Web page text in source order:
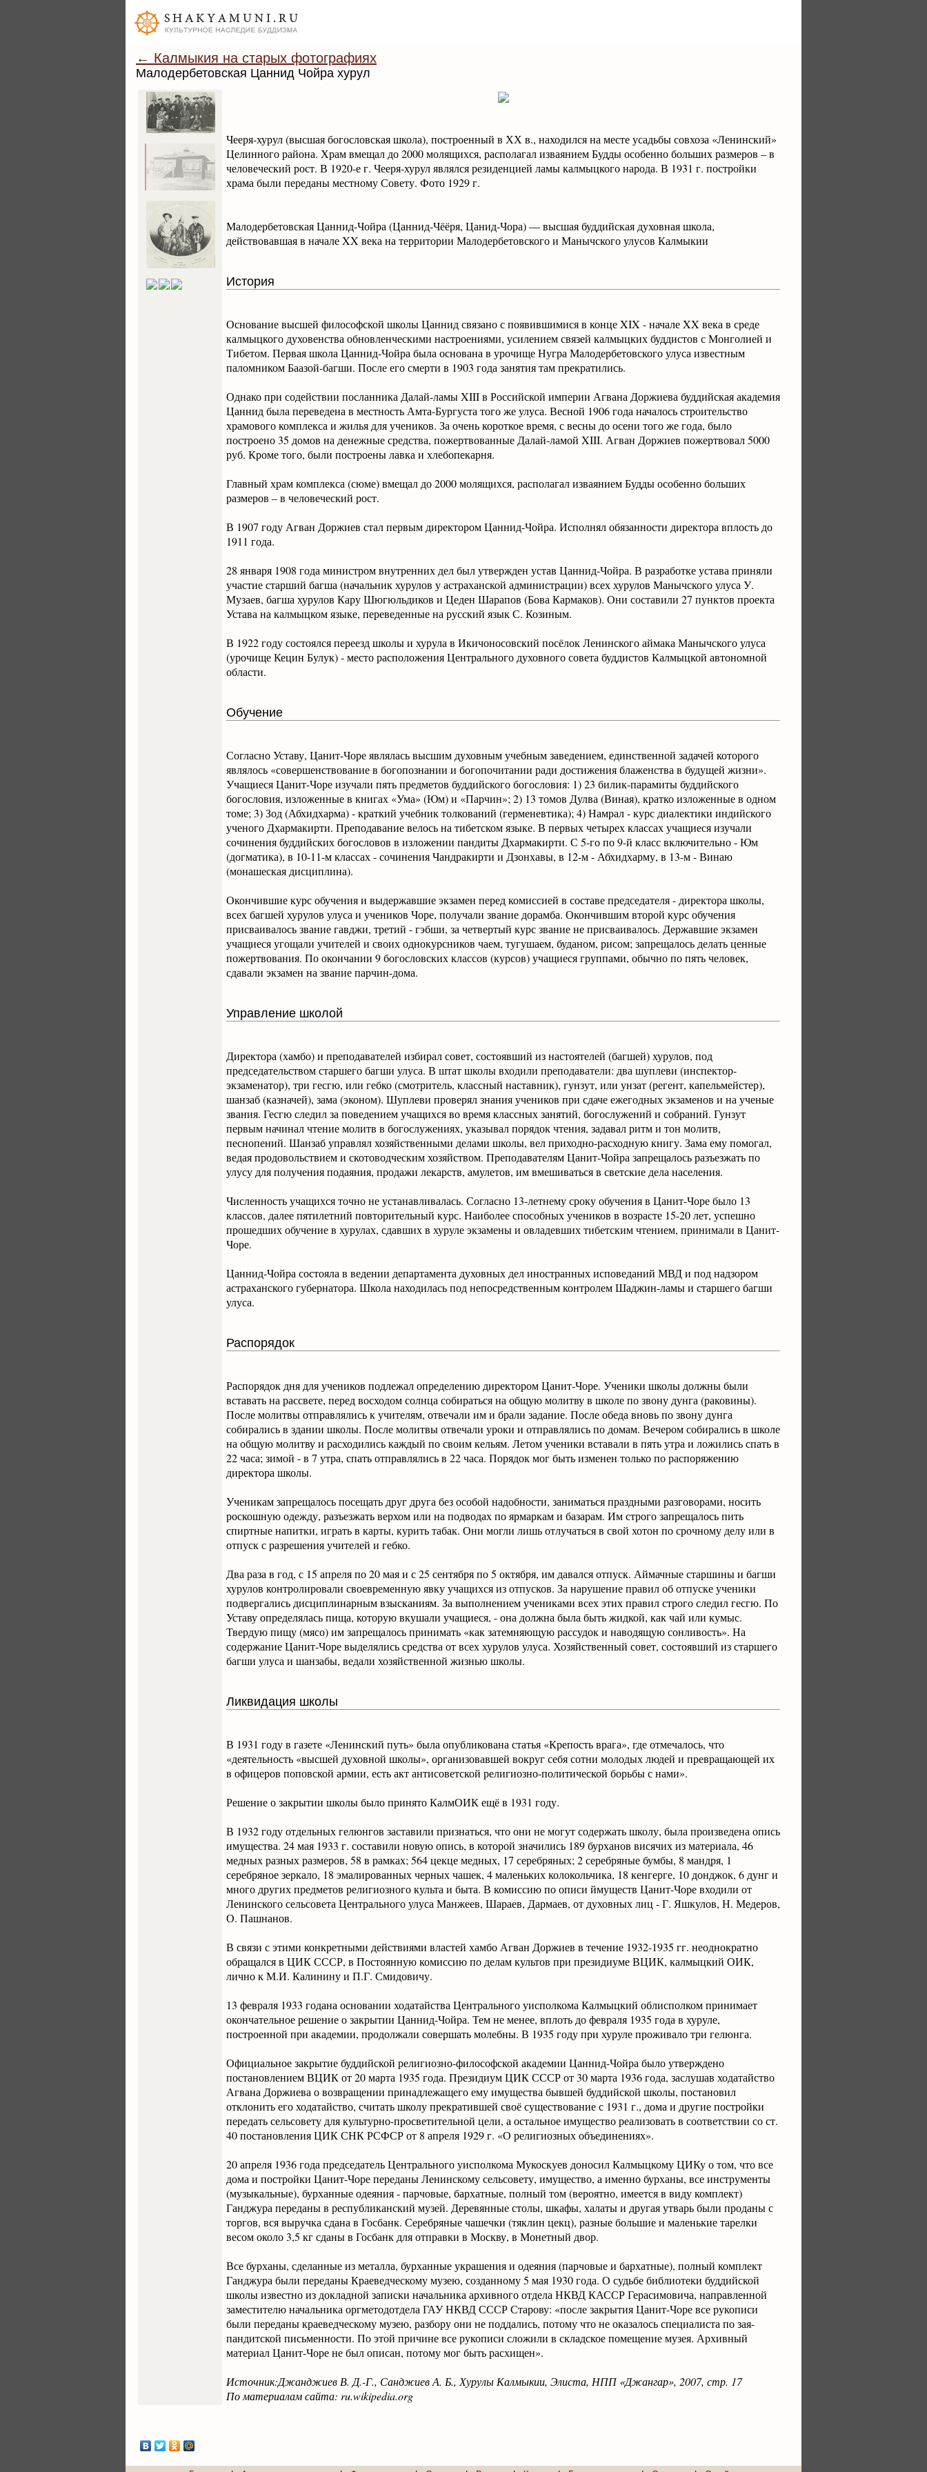
← Калмыкия на старых фотографиях
Малодербетовская Цаннид Чойра хурул
Чееря-хурул (высшая богословская школа), построенный в ХХ в., находился на месте усадьбы совхоза «Ленинский»
Целинного района. Храм вмещал до 2000 молящихся, располагал изваянием Будды особенно больших размеров – в
человеческий рост. В 1920-е г. Чееря-хурул являлся резиденцией ламы калмыцкого народа. В 1931 г. постройки
храма были переданы местному Совету. Фото 1929 г.
Малодербетовская Цаннид-Чойра (Цаннид-Чёёря, Цанид-Чора) — высшая буддийская духовная школа,
действовавшая в начале XX века на территории Малодербетовского и Манычского улусов Калмыкии
История
Основание высшей философской школы Цаннид связано с появившимися в конце XIX - начале XX века в среде
калмыцкого духовенства обновленческими настроениями, усилением связей калмыцких буддистов с Монголией и
Тибетом. Первая школа Цаннид-Чойра была основана в урочище Нугра Малодербетовского улуса известным
паломником Баазой-багши. После его смерти в 1903 года занятия там прекратились.
Однако при содействии посланника Далай-ламы XIII в Российской империи Агвана Доржиева буддийская академия
Цаннид была переведена в местность Амта-Бургуста того же улуса. Весной 1906 года началось строительство
храмового комплекса и жилья для учеников. За очень короткое время, с весны до осени того же года, было
построено 35 домов на денежные средства, пожертвованные Далай-ламой XIII. Агван Доржиев пожертвовал 5000
руб. Кроме того, были построены лавка и хлебопекарня.
Главный храм комплекса (сюме) вмещал до 2000 молящихся, располагал изваянием Будды особенно больших
размеров – в человеческий рост.
В 1907 году Агван Доржиев стал первым директором Цаннид-Чойра. Исполнял обязанности директора вплость до
1911 года.
28 января 1908 года министром внутренних дел был утвержден устав Цаннид-Чойра. В разработке устава приняли
участие старший багша (начальник хурулов у астраханской администрации) всех хурулов Манычского улуса У.
Музаев, багша хурулов Кару Шюгюльдиков и Цеден Шарапов (Бова Кармаков). Они составили 27 пунктов проекта
Устава на калмыцком языке, переведенные на русский язык С. Козиным.
В 1922 году состоялся переезд школы и хурула в Икичоносовский посёлок Ленинского аймака Манычского улуса
(урочище Кецин Булук) - место расположения Центрального духовного совета буддистов Калмыцкой автономной
области.
Обучение
Согласно Уставу, Цанит-Чоре являлась высшим духовным учебным заведением, единственной задачей которого
являлось «совершенствование в богопознании и богопочитании ради достижения блаженства в будущей жизни».
Учащиеся Цанит-Чоре изучали пять предметов буддийского богословия: 1) 23 билик-парамиты буддийского
богословия, изложенные в книгах «Ума» (Юм) и «Парчин»; 2) 13 томов Дулва (Виная), кратко изложенные в одном
томе; 3) Зод (Абхидхарма) - краткий учебник толкований (герменевтика); 4) Намрал - курс диалектики индийского
ученого Дхармакирти. Преподавание велось на тибетском языке. В первых четырех классах учащиеся изучали
сочинения буддийских богословов в изложении пандиты Дхармакирти. С 5-го по 9-й класс включительно - Юм
(догматика), в 10-11-м классах - сочинения Чандракирти и Дзонхавы, в 12-м - Абхидхарму, в 13-м - Винаю
(монашеская дисциплина).
Окончившие курс обучения и выдержавшие экзамен перед комиссией в составе председателя - директора школы,
всех багшей хурулов улуса и учеников Чоре, получали звание дорамба. Окончившим второй курс обучения
присваивалось звание гавджи, третий - гэбши, за четвертый курс звание не присваивалось. Державшие экзамен
учащиеся угощали учителей и своих однокурсников чаем, тугушаем, буданом, рисом; запрещалось делать ценные
пожертвования. По окончании 9 богословских классов (курсов) учащиеся группами, обычно по пять человек,
сдавали экзамен на звание парчин-дома.
Управление школой
Директора (хамбо) и преподавателей избирал совет, состоявший из настоятелей (багшей) хурулов, под
председательством старшего багши улуса. В штат школы входили преподаватели: два шуплеви (инспектор-
экзаменатор), три гесгю, или гебко (смотритель, классный наставник), гунзут, или унзат (регент, капельмейстер),
шанзаб (казначей), зама (эконом). Шуплеви проверял знания учеников при сдаче ежегодных экзаменов и на ученые
звания. Гесгю следил за поведением учащихся во время классных занятий, богослужений и собраний. Гунзут
первым начинал чтение молитв в богослужениях, указывал порядок чтения, задавал ритм и тон молитв,
песнопений. Шанзаб управлял хозяйственными делами школы, вел приходно-расходную книгу. Зама ему помогал,
ведая продовольствием и скотоводческим хозяйством. Преподавателям Цанит-Чойра запрещалось разъезжать по
улусу для получения подаяния, продажи лекарств, амулетов, им вмешиваться в светские дела населения.
Численность учащихся точно не устанавливалась. Согласно 13-летнему сроку обучения в Цанит-Чоре было 13
классов, далее пятилетний повторительный курс. Наиболее способных учеников в возрасте 15-20 лет, успешно
прошедших обучение в хурулах, сдавших в хуруле экзамены и овладевших тибетским чтением, принимали в Цанит-
Чоре.
Цаннид-Чойра состояла в ведении департамента духовных дел иностранных исповеданий МВД и под надзором
астраханского губернатора. Школа находилась под непосредственным контролем Шаджин-ламы и старшего багши
улуса.
Распорядок
Распорядок дня для учеников подлежал определению директором Цанит-Чоре. Ученики школы должны были
вставать на рассвете, перед восходом солнца собираться на общую молитву в школе по звону дунга (раковины).
После молитвы отправлялись к учителям, отвечали им и брали задание. После обеда вновь по звону дунга
собирались в здании школы. После молитвы отвечали уроки и отправлялись по домам. Вечером собирались в школе
на общую молитву и расходились каждый по своим кельям. Летом ученики вставали в пять утра и ложились спать в
22 часа; зимой - в 7 утра, спать отправлялись в 22 часа. Порядок мог быть изменен только по распоряжению
директора школы.
Ученикам запрещалось посещать друг друга без особой надобности, заниматься праздными разговорами, носить
роскошную одежду, разъезжать верхом или на подводах по ярмаркам и базарам. Им строго запрещалось пить
спиртные напитки, играть в карты, курить табак. Они могли лишь отлучаться в свой хотон по срочному делу или в
отпуск с разрешения учителей и гебко.
Два раза в год, с 15 апреля по 20 мая и с 25 сентября по 5 октября, им давался отпуск. Аймачные старшины и багши
хурулов контролировали своевременную явку учащихся из отпусков. За нарушение правил об отпуске ученики
подвергались дисциплинарным взысканиям. За выполнением учениками всех этих правил строго следил гесгю. По
Уставу определялась пища, которую вкушали учащиеся, - она должна была быть жидкой, как чай или кумыс.
Твердую пищу (мясо) им запрещалось принимать «как затемняющую рассудок и наводящую сонливость». На
содержание Цанит-Чоре выделялись средства от всех хурулов улуса. Хозяйственный совет, состоявший из старшего
багши улуса и шанзабы, ведали хозяйственной жизнью школы.
Ликвидация школы
В 1931 году в газете «Ленинский путь» была опубликована статья «Крепость врага», где отмечалось, что
«деятельность «высшей духовной школы», организовавшей вокруг себя сотни молодых людей и превращающей их
в офицеров поповской армии, есть акт антисоветской религиозно-политической борьбы с нами».
Решение о закрытии школы было принято КалмОИК ещё в 1931 году.
В 1932 году отдельных гелюнгов заставили признаться, что они не могут содержать школу, была произведена опись
имущества. 24 мая 1933 г. составили новую опись, в которой значились 189 бурханов висячих из материала, 46
медных разных размеров, 58 в рамках; 564 цекце медных, 17 серебряных; 2 серебряные бумбы, 8 мандря, 1
серебряное зеркало, 18 эмалированных черных чашек, 4 маленьких колокольчика, 18 кенгерге, 10 донджок, 6 дунг и
много других предметов религиозного культа и быта. В комиссию по описи ймуществ Цанит-Чоре входили от
Ленинского сельсовета Центрального улуса Манжеев, Шараев, Дармаев, от духовных лиц - Г. Яшкулов, Н. Медеров,
О. Пашнанов.
В связи с этими конкретными действиями властей хамбо Агван Доржиев в течение 1932-1935 гг. неоднократно
обращался в ЦИК СССР, в Постоянную комиссию по делам культов при президиуме ВЦИК, калмыцкий ОИК,
лично к М.И. Калинину и П.Г. Смидовичу.
13 февраля 1933 годана основании ходатайства Центрального уисполкома Калмыцкий облисполком принимает
окончательное решение о закрытии Цаннид-Чойра. Тем не менее, вплоть до февраля 1935 года в хуруле,
построенной при академии, продолжали совершать молебны. В 1935 году при хуруле проживало три гелюнга.
Официальное закрытие буддийской религиозно-философской академии Цаннид-Чойра было утверждено
постановлением ВЦИК от 20 марта 1935 года. Президиум ЦИК СССР от 30 марта 1936 года, заслушав ходатайство
Агвана Доржиева о возвращении принадлежащего ему имущества бывшей буддийской школы, постановил
отклонить его ходатайство, считать школу прекратившей своё существование с 1931 г., дома и другие постройки
передать сельсовету для культурно-просветительной цели, а остальное имущество реализовать в соответствии со ст.
40 постановления ЦИК СНК РСФСР от 8 апреля 1929 г. «О религиозных объединениях».
20 апреля 1936 года председатель Центрального уисполкома Мукоскуев доносил Калмыцкому ЦИКу о том, что все
дома и постройки Цанит-Чоре переданы Ленинскому сельсовету, имущество, а именно бурханы, все инструменты
(музыкальные), бурханные одеяния - парчовые, бархатные, полный том (вероятно, имеется в виду комплект)
Ганджура переданы в республиканский музей. Деревянные столы, шкафы, халаты и другая утварь были проданы с
торгов, вся выручка сдана в Госбанк. Серебряные чашечки (тяклин цекц), разные большие и маленькие тарелки
весом около 3,5 кг сданы в Госбанк для отправки в Москву, в Монетный двор.
Все бурханы, сделанные из металла, бурханные украшения и одеяния (парчовые и бархатные), полный комплект
Ганджура были переданы Краеведческому музею, созданному 5 мая 1930 года. О судьбе библиотеки буддийской
школы известно из докладной записки начальника архивного отдела НКВД КАССР Герасимовича, направленной
заместителю начальника оргметодотдела ГАУ НКВД СССР Старову: «после закрытия Цанит-Чоре все рукописи
были переданы краеведческому музею, разбору они не поддались, потому что не оказалось специалиста по зая-
пандитской письменности. По этой причине все рукописи сложили в складское помещение музея. Архивный
материал Цанит-Чоре не был описан, потому мог быть расхищен».
Источник:Джанджиев В. Д.-Г., Санджиев А. Б., Хурулы Калмыкии, Элиста, НПП «Джангар», 2007, стр. 17
По материалам сайта: ru.wikipedia.org